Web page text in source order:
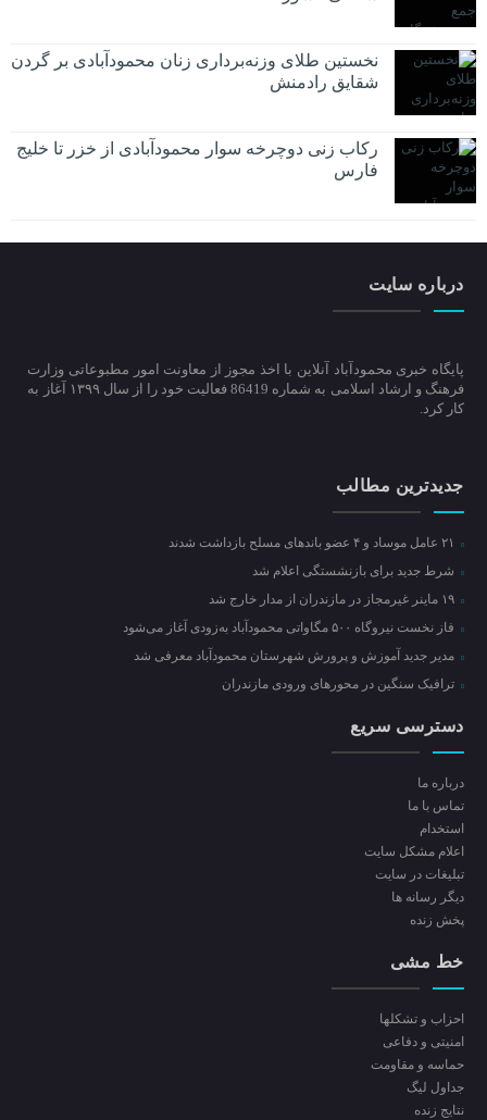
نخستین طلای وزنه‌برداری زنان محمودآبادی بر گردن
شقایق رادمنش
رکاب زنی دوچرخه سوار محمودآبادی از خزر تا خلیج
فارس
درباره سایت
پایگاه خبری محمودآباد آنلاین با اخذ مجوز از معاونت امور مطبوعاتی وزارت
فرهنگ و ارشاد اسلامی به شماره 86419 فعالیت خود را از سال ۱۳۹۹ آغاز به
کار کرد.
جدیدترین مطالب
شرط جدید برای بازنشستگی اعلام شد
۱۹ ماینر غیرمجاز در مازندران از مدار خارج شد
فاز نخست نیروگاه ۵۰۰ مگاواتی محمودآباد به‌زودی آغاز می‌شود
مدیر جدید آموزش و پرورش شهرستان محمودآباد معرفی شد
ترافیک سنگین در محور‌های ورودی مازندران
دسترسی سریع
درباره ما
تماس با ما
استخدام
اعلام مشکل سایت
تبلیغات در سایت
ديگر رسانه ها
پخش زنده
خط مشی
احزاب و تشکلها
امنیتی و دفاعی
حماسه و مقاومت
جداول لیگ
نتایج زنده